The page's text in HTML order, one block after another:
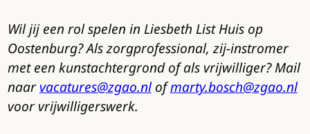
Wil jij een rol spelen in Liesbeth List Huis op
Oostenburg? Als zorgprofessional, zij-instromer
met een kunstachtergrond of als vrijwilliger? Mail
naar vacatures@zgao.nlofmarty.bosch@zgao.nl
voor vrijwilligerswerk.